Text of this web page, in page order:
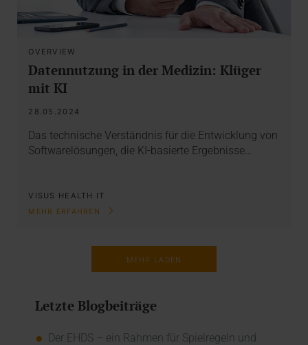
OVERVIEW
Datennutzung in der Medizin: Klüger
mit KI
28.05.2024
Das technische Verständnis für die Entwicklung von
Softwarelösungen, die KI-basierte Ergebnisse…
VISUS HEALTH IT
MEHR ERFAHREN
MEHR LADEN
Letzte Blogbeiträge
Der EHDS – ein Rahmen für Spielregeln und